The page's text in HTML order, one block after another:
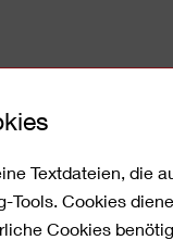
Textdateien, die
Tools. Cookies
Cookies